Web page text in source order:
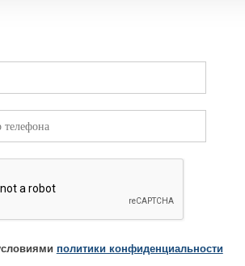
политики конфиденциальности